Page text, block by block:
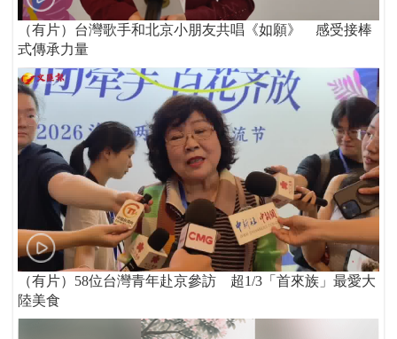
（有片）台灣歌手和北京小朋友共唱《如願》 感受接棒
式傳承力量
（有片）58位台灣青年赴京參訪 超1/3「首來族」最愛大
陸美食